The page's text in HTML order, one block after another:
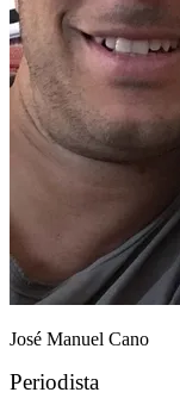
José Manuel Cano
Periodista